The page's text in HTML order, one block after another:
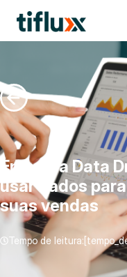
Empresa Data
usar dados
suas vendas
Tempo de